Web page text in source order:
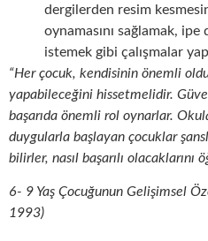
dergilerden resim
oynamasını sağlamak, ipe
istemek gibi çalışmalar
“Her çocuk, kendisinin önemli
yapabileceğini hissetmelidir.
başarıda önemli rol oynarlar.
duygularla başlayan çocuklar
bilirler, nasıl başarılı olacaklarını
6- 9 Yaş Çocuğunun Gelişimsel
1993)